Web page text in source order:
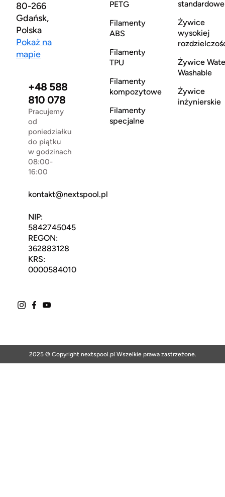
80-266
Gdańsk,
Polska
Pokaż na
mapie
+48 588
810 078
Pracujemy
od
poniedziałku
do piątku
w godzinach
08:00-
16:00
kontakt@nextspool.pl
NIP:
5842745045
REGON:
362883128
KRS:
0000584010
PETG
Filamenty
ABS
Filamenty
TPU
Filamenty
kompozytowe
Filamenty
specjalne
standardowe
Żywice
wysokiej
Żywice
Washable
Żywice
inżynierskie